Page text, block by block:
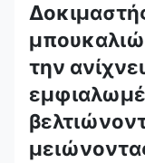
την